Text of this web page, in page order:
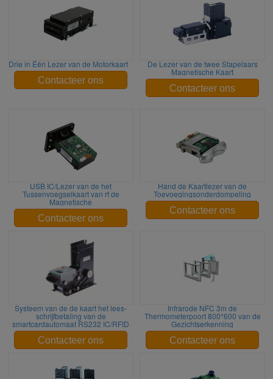
Drie in Één Lezer van de Motorkaart
Contacteer ons
De Lezer van de twee Stapelaars
Magnetische Kaart
Contacteer ons
USB IC/Lezer van de het
Tussenvoegselkaart van rf de
Magnetische
Contacteer ons
Hand de Kaartlezer van de
Toevoegingsonderdompeling
Contacteer ons
Systeem van de de kaart het lees-
schrijfbetaling van de
smartcardautomaat RS232 IC/RFID
Contacteer ons
Infrarode NFC 3m de
Thermometerpoort 800*600 van de
Gezichtserkenning
Contacteer ons